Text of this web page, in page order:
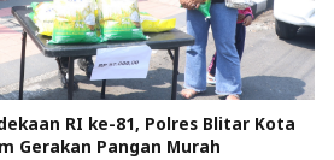
RI ke-81, Polres Blitar Kota
Gerakan Pangan Murah